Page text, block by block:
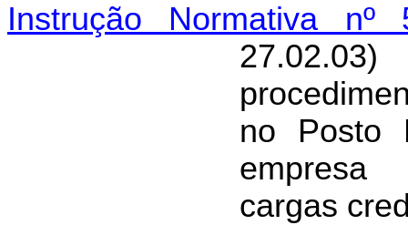
Instrução Normativa nº
no Posto
empresa
cargas